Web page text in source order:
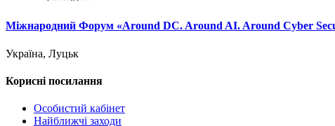
Міжнародний Форум «Around DC. Around AI. Around Cyber
Україна, Луцьк
Корисні посилання
Особистий кабінет
Найближчі заходи